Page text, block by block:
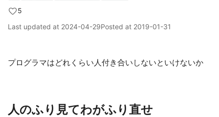
5
Last updated at 2024-04-29Posted at 2019-01-31
プログラマはどれくらい人付き合いしないといけないか
人のふり見てわがふり直せ